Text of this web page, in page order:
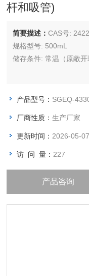
杆和吸管)
简要描述：CAS号:
规格型号: 500mL
储存条件: 常温（原敞开
产品型号： SGEQ-
厂商性质：生产厂家
更新时间： 2026-05-07
访 问 量： 227
产品咨询